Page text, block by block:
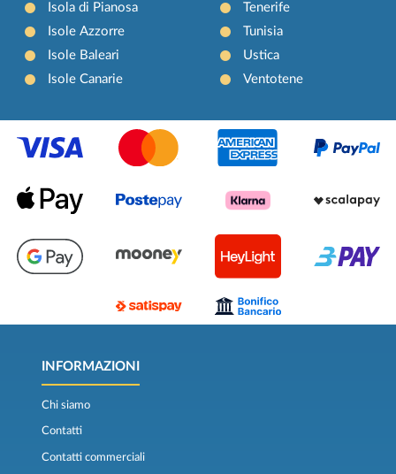
Isola di Pianosa
Isole Azzorre
Isole Baleari
Isole Canarie
Tenerife
Tunisia
Ustica
Ventotene
INFORMAZIONI
Chi siamo
Contatti
Contatti commerciali